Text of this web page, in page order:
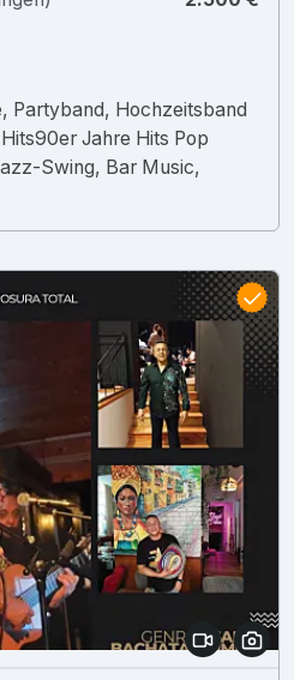
Partyband, Hochzeitsband
Jahre Hits Pop
Swing, Bar Music,